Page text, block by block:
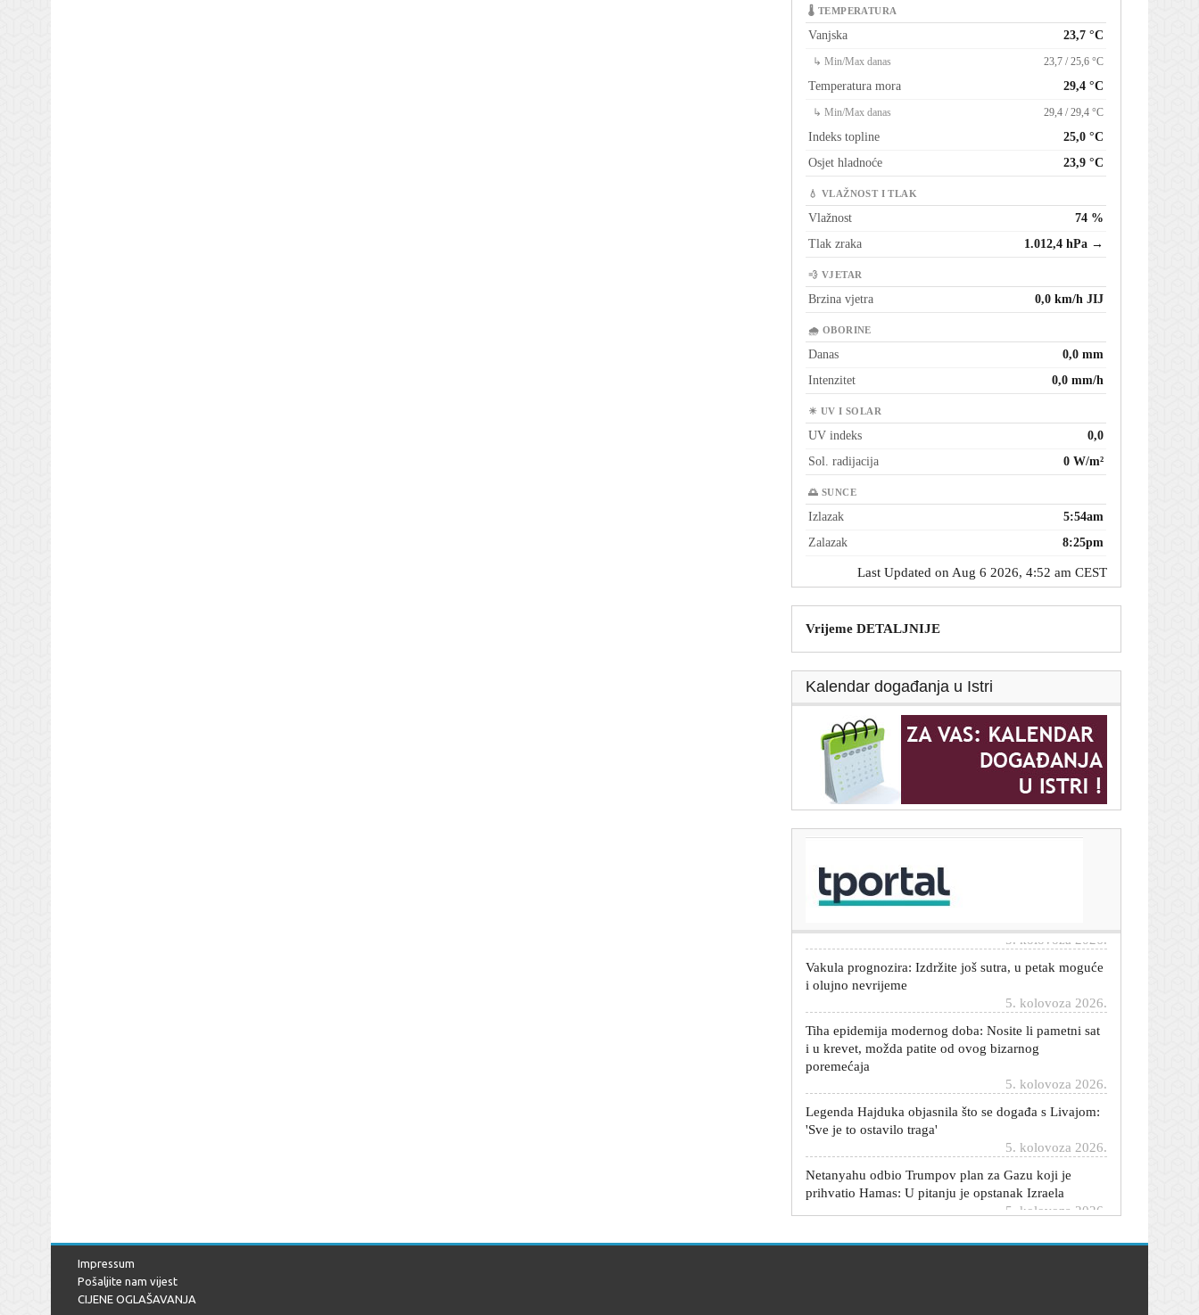
🌡 TEMPERATURA
Vanjska 23,7 °C
↳ Min/Max danas 23,7 / 25,6 °C
Temperatura mora 29,4 °C
↳ Min/Max danas 29,4 / 29,4 °C
Indeks topline
25,0 °C
Osjet hladnoće
23,9 °C
💧 VLAŽNOST I TLAK
Vlažnost
74 %
Tlak zraka
1.012,4 hPa →
💨 VJETAR
Brzina vjetra 0,0 km/h JIJ
🌧 OBORINE
Danas
0,0 mm
Intenzitet
0,0 mm/h
☀ UV I SOLAR
UV indeks
0,0
Sol. radijacija
0 W/m²
🌅 SUNCE
Izlazak
5:54am
Zalazak
8:25pm
Last Updated on Aug 6 2026, 4:52 am CEST
Vrijeme DETALJNIJE
Kalendar događanja u Istri
Dnevni horoskop za 6. kolovoza 2026. - što vam
zvijezde danas donose
Vakula prognozira: Izdržite još sutra, u petak moguće
5. kolovoza 2026.
Tiha epidemija modernog doba: Nosite li pametni sat
poremećaja
5. kolovoza 2026.
Legenda Hajduka objasnila što se događa s Livajom:
5. kolovoza 2026.
Netanyahu odbio Trumpov plan za Gazu koji je
5. kolovoza 2026.
Nijemce ozbiljno zabrinuo dron s bombom u
5. kolovoza 2026.
Impressum
Pošaljite nam vijest
CIJENE OGLAŠAVANJA